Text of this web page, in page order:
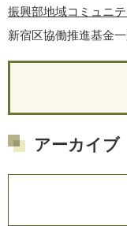
振興部地域コミュニ
新宿区協働推進基金
アーカイブ